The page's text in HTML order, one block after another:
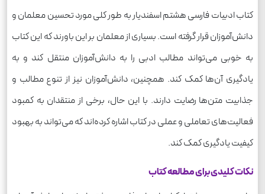
کتاب ادبیات فارسی هشتم اسفندیار به طور کلی مورد تحسین معلمان و
دانش‌آموزان قرار گرفته است. بسیاری از معلمان بر این باورند که این کتاب
به خوبی می‌تواند مطالب ادبی را به دانش‌آموزان منتقل کند و به
یادگیری آن‌ها کمک کند. همچنین، دانش‌آموزان نیز از تنوع مطالب و
جذابیت متن‌ها رضایت دارند. با این حال، برخی از منتقدان به کمبود
فعالیت‌های تعاملی و عملی در کتاب اشاره کرده‌اند که می‌تواند به بهبود
کیفیت یادگیری کمک کند.
نکات کلیدی برای مطالعه کتاب